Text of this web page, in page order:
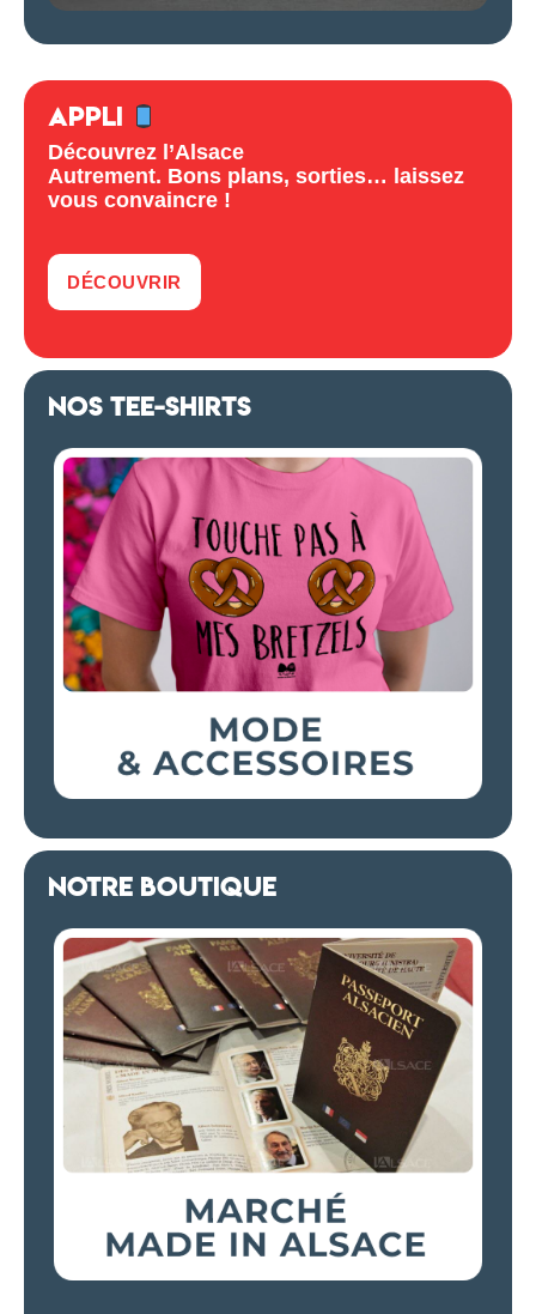
APPLI
Découvrez l’Alsace
Autrement. Bons plans, sorties… laissez
vous convaincre !
DÉCOUVRIR
NOS TEE-SHIRTS
NOTRE BOUTIQUE